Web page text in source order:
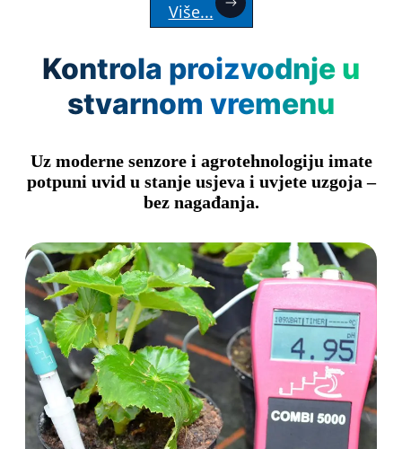
Više...
Kontrola proizvodnje u
stvarnom vremenu
Uz moderne senzore i agrotehnologiju imate
potpuni uvid u stanje usjeva i uvjete uzgoja –
bez nagađanja.